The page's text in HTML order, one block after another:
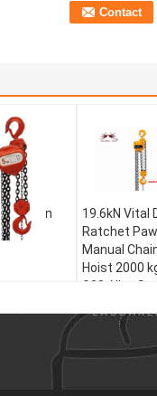
19.6kN Vital
Ratchet
Manual
Hoist 2000
G80 Alloy